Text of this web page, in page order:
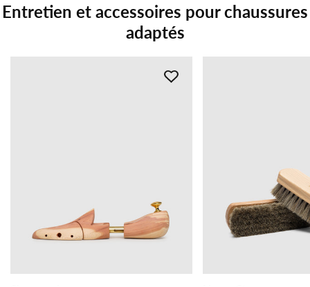
Entretien et accessoires pour chaussures
adaptés